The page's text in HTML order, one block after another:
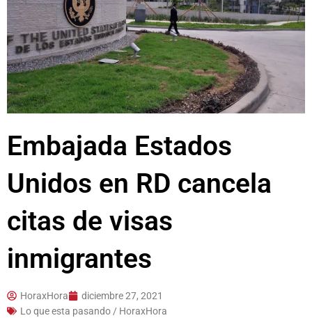
Embajada Estados
Unidos en RD cancela
citas de visas
inmigrantes
HoraxHora
diciembre 27, 2021
Lo que esta pasando / HoraxHora